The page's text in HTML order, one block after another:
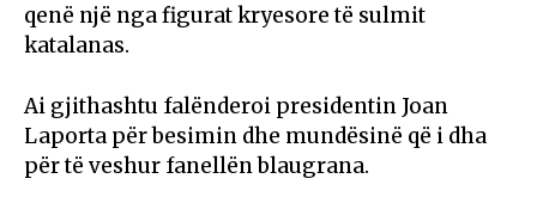
qenë një nga figurat kryesore të sulmit
katalanas.
Ai gjithashtu falënderoi presidentin Joan
Laporta për besimin dhe mundësinë që i dha
për të veshur fanellën blaugrana.